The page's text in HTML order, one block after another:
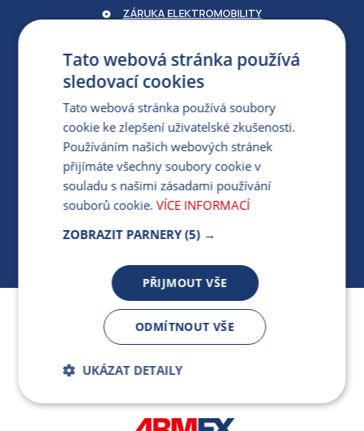
Jsme součástí skupiny ARMEX a členem Asociace
nezávislých dodavatelů energií.
ZÁRUKA ELEKTROMOBILITY
PRO MÉDIA
MÁM DOTAZ KE STÁVAJÍCÍ SMLOUVĚ
412 154 154
PO-PÁ 7:30-17:00
Tato webová stránka používá
sledovací cookies
Tato webová stránka používá soubory
cookie ke zlepšení uživatelské zkušenosti.
Používáním našich webových stránek
přijímáte všechny soubory cookie v
souladu s našimi zásadami používání
souborů cookie. VÍCE INFORMACÍ
ZOBRAZIT PARNERY (5) →
PŘIJMOUT VŠE
ODMÍTNOUT VŠE
UKÁZAT DETAILY
Bezpodmínečně
nutné soubory
Výkonnostní